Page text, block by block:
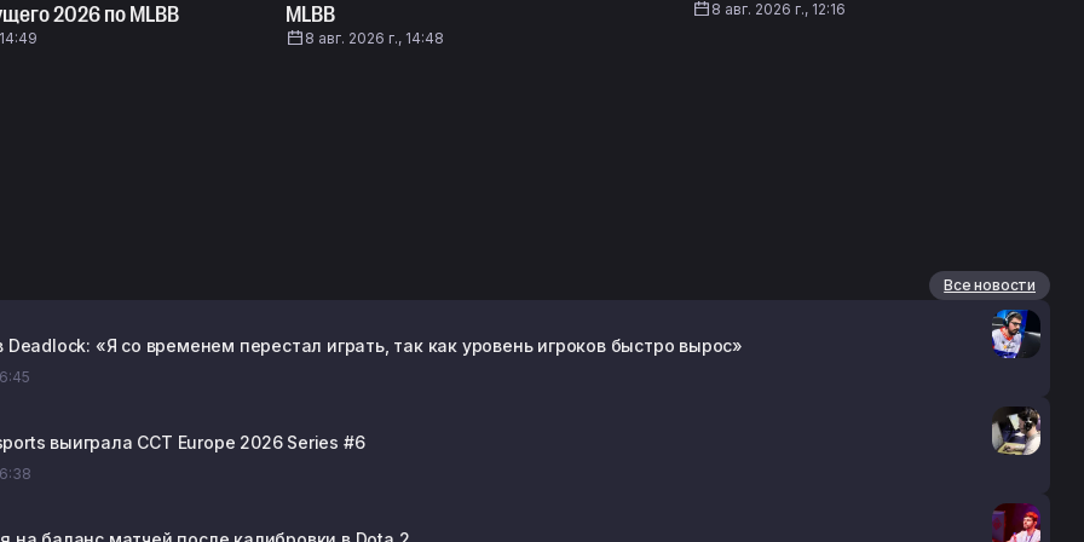
2026 по MLBB MLBB
8 авг. 2026 г., 14:48
8 авг. 2026 г., 12:16
Все новости
Deadlock: «Я со временем перестал играть, так как уровень игроков быстро вырос»
выиграла CCT Europe 2026 Series #6